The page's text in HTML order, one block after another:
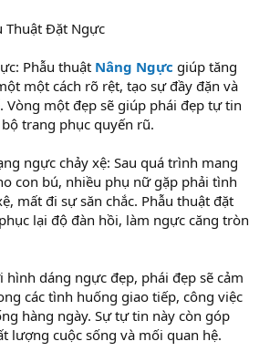
Thuật Đặt Ngực
Phẫu thuật Nâng Ngực giúp tăng
một cách rõ rệt, tạo sự đầy đặn và
Vòng một đẹp sẽ giúp phái đẹp tự tin
trang phục quyến rũ.
ngực chảy xệ: Sau quá trình mang
con bú, nhiều phụ nữ gặp phải tình
mất đi sự săn chắc. Phẫu thuật đặt
lại độ đàn hồi, làm ngực căng tròn
hình dáng ngực đẹp, phái đẹp sẽ cảm
các tình huống giao tiếp, công việc
hàng ngày. Sự tự tin này còn góp
lượng cuộc sống và mối quan hệ.